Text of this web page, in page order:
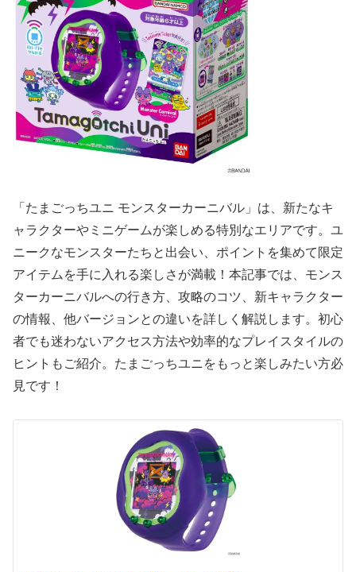
「たまごっちユニ モンスターカーニバル」は、新たなキ
ャラクターやミニゲームが楽しめる特別なエリアです。ユ
ニークなモンスターたちと出会い、ポイントを集めて限定
アイテムを手に入れる楽しさが満載！本記事では、モンス
ターカーニバルへの行き方、攻略のコツ、新キャラクター
の情報、他バージョンとの違いを詳しく解説します。初心
者でも迷わないアクセス方法や効率的なプレイスタイルの
ヒントもご紹介。たまごっちユニをもっと楽しみたい方必
見です！